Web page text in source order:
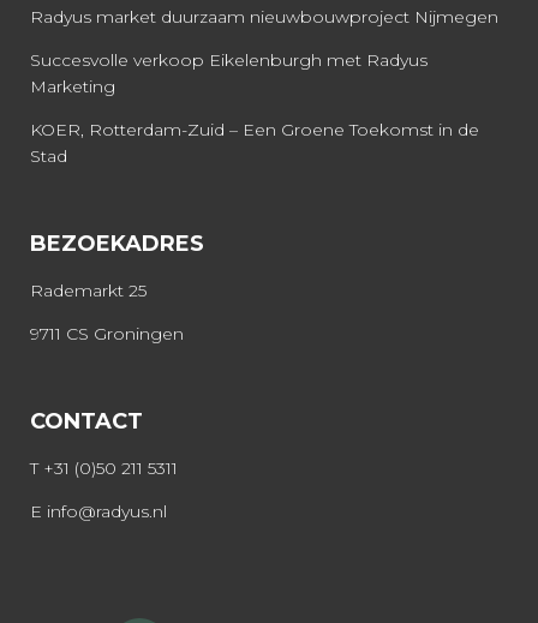
Radyus market duurzaam nieuwbouwproject Nijmegen
Succesvolle verkoop Eikelenburgh met Radyus
Marketing
KOER, Rotterdam-Zuid – Een Groene Toekomst in de
Stad
BEZOEKADRES
Rademarkt 25
9711 CS Groningen
CONTACT
T +31 (0)50 211 5311
E info@radyus.nl